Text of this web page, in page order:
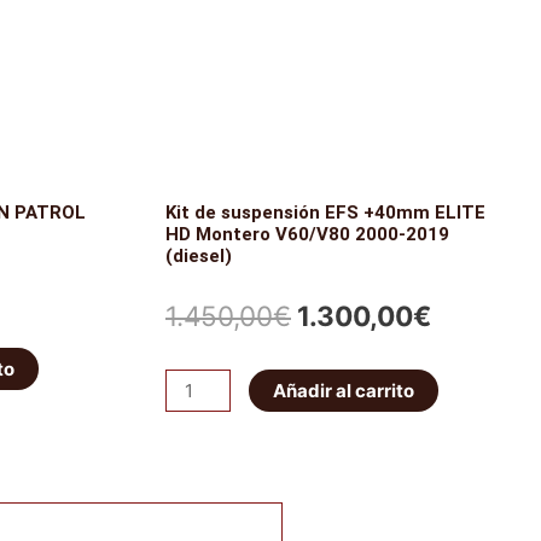
PATROL
Kit de suspensión EFS +40mm ELITE
HD Montero V60/V80 2000-2019
(diesel)
1.450,00€ El
precio
original
1.300,00€
actual
Kit
de
Añadir al carrito